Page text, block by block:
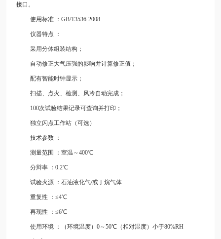
接口。
使用标准 ：GB/T3536-2008
仪器特点 ：
采用分体组装结构；
自动修正大气压强的影响并计算修正值；
配有智能时钟显示；
扫描、点火、检测、风冷自动完成；
100次试验结果记录可查询并打印；
独立闪点工作站（可选）
技术参数 ：
测量范围 ：室温～400℃
分辩率 ：0.2℃
试验火源 ：石油液化气/或丁烷气体
重复性 ：≤4℃
再现性 ：≤6℃
使用环境 ：（环境温度）0～50℃（相对湿度）小于80%RH